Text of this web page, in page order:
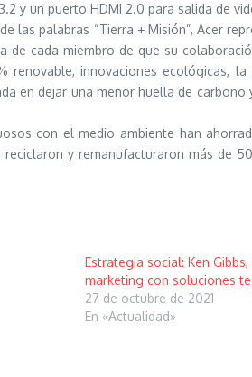
y un puerto HDMI 2.0 para salida de
las palabras “Tierra + Misión”, Acer
cada miembro de que su
innovaciones ecológicas,
en dejar una menor huella de carbono
con el medio ambiente han
y remanufacturaron más de
Estrategia social: Ken
marketing con soluciones
27 de octubre de 2021
En «Actualidad»